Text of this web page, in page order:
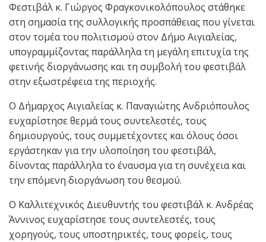
Φεστιβάλ κ. Γιώργος Φραγκονικολόπουλος στάθηκε
στη σημασία της συλλογικής προσπάθειας που γίνεται
στον τομέα του πολιτισμού στον Δήμο Αιγιαλείας,
υπογραμμίζοντας παράλληλα τη μεγάλη επιτυχία της
φετινής διοργάνωσης και τη συμβολή του φεστιβάλ
στην εξωστρέφεια της περιοχής.
Ο Δήμαρχος Αιγιαλείας κ. Παναγιώτης Ανδριόπουλος
ευχαρίστησε θερμά τους συντελεστές, τους
δημιουργούς, τους συμμετέχοντες και όλους όσοι
εργάστηκαν για την υλοποίηση του φεστιβάλ,
δίνοντας παράλληλα το έναυσμα για τη συνέχεια και
την επόμενη διοργάνωση του θεσμού.
Ο Καλλιτεχνικός Διευθυντής του φεστιβάλ κ. Ανδρέας
Άννινος ευχαρίστησε τους συντελεστές, τους
χορηγούς, τους υποστηρικτές, τους φορείς, τους